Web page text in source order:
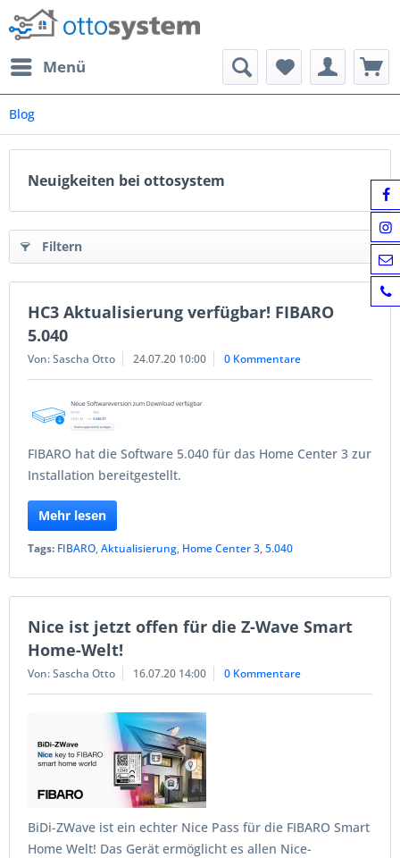
Menü
Blog
Neuigkeiten bei ottosystem
Filtern
HC3 Aktualisierung verfügbar! FIBARO
5.040
Von: Sascha Otto 24.07.20 10:00 0 Kommentare
FIBARO hat die Software 5.040 für das Home Center 3 zur
Installation bereitgestellt.
Mehr lesen
Tags: FIBARO,Aktualisierung, Home Center 3,5.040
Nice ist jetzt offen für die Z-Wave Smart
Home-Welt!
Von: Sascha Otto 16.07.20 14:00 0 Kommentare
BiDi-ZWave ist ein echter Nice Pass für die FIBARO Smart
Home Welt! Das Gerät ermöglicht es allen Nice-